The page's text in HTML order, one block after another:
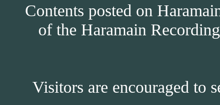
Contents posted on
of the Haramain
Visitors are encouraged to